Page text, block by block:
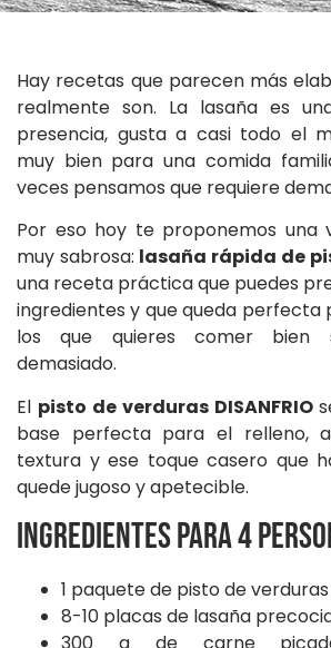
Hay recetas que parecen más
realmente son. La lasaña es
presencia, gusta a casi todo el
muy bien para una comida
veces pensamos que requiere
Por eso hoy te proponemos una
muy sabrosa: lasaña rápida de
una receta práctica que puedes
ingredientes y que queda perfecta
los que quieres comer bien
demasiado.
El pisto de verduras DISANFRIO
base perfecta para el relleno,
textura y ese toque casero que
quede jugoso y apetecible.
Ingredientes para 4
1 paquete de pisto de verduras
8-10 placas de lasaña